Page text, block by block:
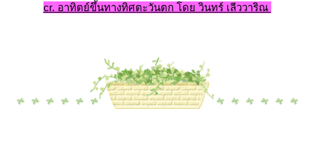
cr. อาทิตย์ขึ้นทางทิศตะวันตก โดย วินทร์ เลีววาริณ